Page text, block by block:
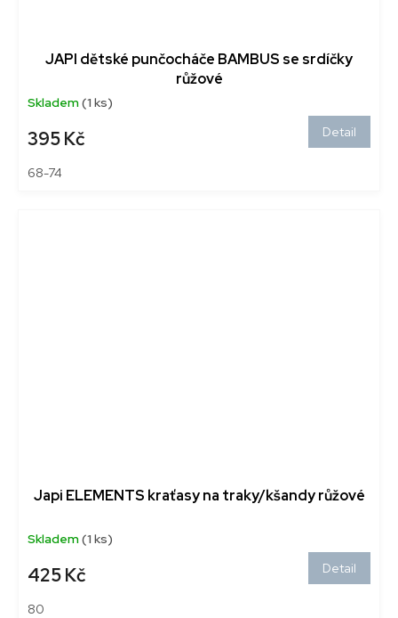
JAPI dětské punčocháče BAMBUS se srdíčky
růžové
Skladem(1 ks)
395 Kč Detail
68-74
Japi ELEMENTS kraťasy na traky/kšandy růžové
Skladem(1 ks)
425 Kč Detail
80